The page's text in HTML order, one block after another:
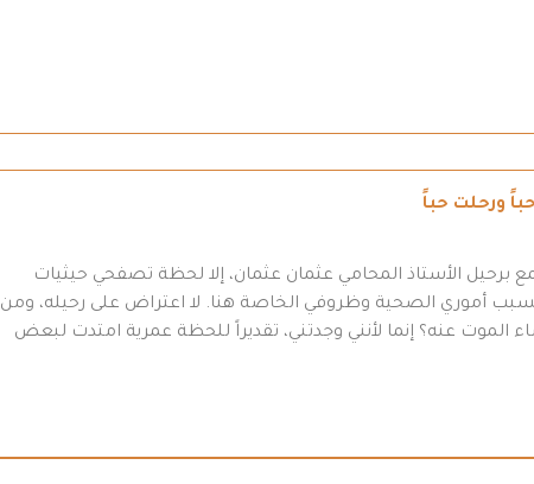
ورحلت حباً
برحيل الأستاذ المحامي عثمان عثمان، إلا لحظة تصفحي حيثيات
في قامشلو ” 31-7/ 2026 “، وبسبب أموري الصحية وظروفي الخاصة هنا. لا اعتراض على رحيله، ومن
الموت عنه؟ إنما لأنني وجدتني، تقديراً للحظة عمرية امتدت لبعض